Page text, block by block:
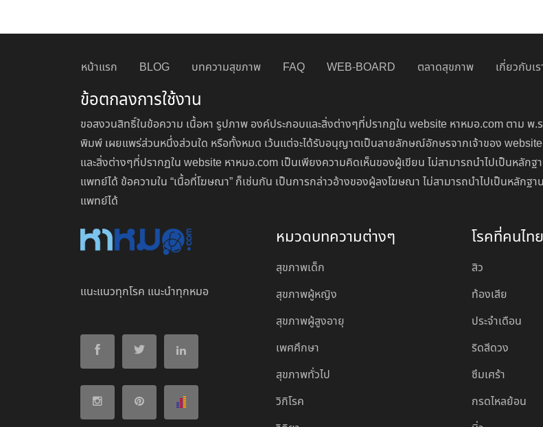
หน้าแรก BLOG บทความสุขภาพ FAQ WEB-BOARD ตลาดสุขภาพ เกี่ยวกับเร
ข้อตกลงการใช้งาน
ขอสงวนสิทธิ์ในข้อความ เนื้อหา รูปภาพ องค์ประกอบและสิ่งต่างๆที่ปรากฏใน website หาหมอ.com ตาม
พิมพ์ เผยแพร่ส่วนหนึ่งส่วนใด หรือทั้งหมด เว้นแต่จะได้รับอนุญาตเป็นลายลักษณ์อักษรจากเจ้าของ
และสิ่งต่างๆที่ปรากฏใน website หาหมอ.com เป็นเพียงความคิดเห็นของผู้เขียน ไม่สามารถนำไปเป็นหลัก
แพทย์ได้ ข้อความใน “เนื้อที่โฆษณา” ก็เช่นกัน เป็นการกล่าวอ้างของผู้ลงโฆษณา ไม่สามารถนำไปเป็นหลัก
แพทย์ได้
แนะแนวทุกโรค แนะนำทุกหมอ
หมวดบทความต่างๆ
สุขภาพเด็ก
สุขภาพผู้หญิง
สุขภาพผู้สูงอายุ
เพศศึกษา
สุขภาพทั่วไป
วิกิโรค
โรคที่คนไท
สิว
ท้องเสีย
ประจำเดือน
ริดสีดวง
ซึมเศร้า
กรดไหลย้อน